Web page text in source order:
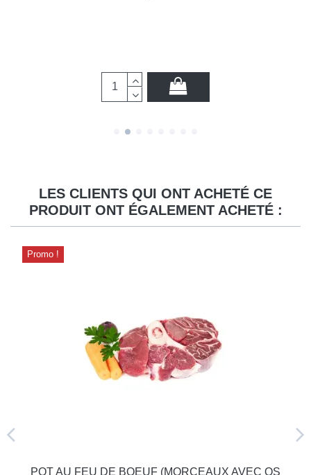
LES CLIENTS QUI ONT ACHETÉ CE
PRODUIT ONT ÉGALEMENT ACHETÉ :
Promo !
POT AU FEU DE BOEUF (MORCEAUX AVEC OS